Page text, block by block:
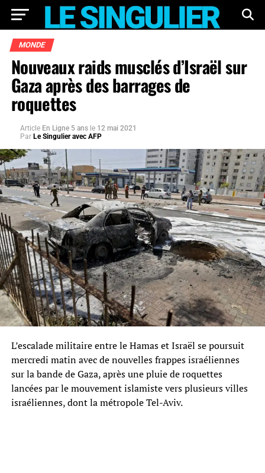
MONDE
Nouveaux raids musclés d’Israël sur
Gaza après des barrages de
roquettes
Article En Ligne 5 ans le 12 mai 2021
Par Le Singulier avec AFP
L’escalade militaire entre le Hamas et Israël se poursuit
mercredi matin avec de nouvelles frappes israéliennes
sur la bande de Gaza, après une pluie de roquettes
lancées par le mouvement islamiste vers plusieurs villes
israéliennes, dont la métropole Tel-Aviv.